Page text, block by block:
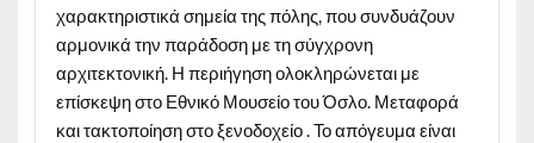
χαρακτηριστικά σημεία της πόλης, που συνδυάζουν
αρμονικά την παράδοση με τη σύγχρονη
αρχιτεκτονική. Η περιήγηση ολοκληρώνεται με
επίσκεψη στο Εθνικό Μουσείο του Όσλο. Μεταφορά
και τακτοποίηση στο ξενοδοχείο . Το απόγευμα είναι